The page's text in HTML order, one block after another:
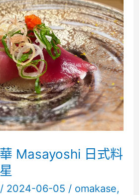
Masayoshi 日式料
/ 2024-06-05 / omakase,